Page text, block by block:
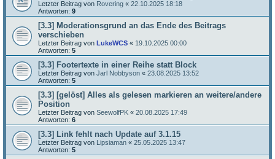
Letzter Beitrag von Rovering « 22.10.2025 18:18
Antworten: 9
[3.3] Moderationsgrund an das Ende des Beitrags
verschieben
Letzter Beitrag von LukeWCS « 19.10.2025 00:00
Antworten: 5
[3.3] Footertexte in einer Reihe statt Block
Letzter Beitrag von Jarl Nobbyson « 23.08.2025 13:52
Antworten: 5
[3.3] [gelöst] Alles als gelesen markieren an weitere/andere
Position
Letzter Beitrag von SeewolfPK « 20.08.2025 17:49
Antworten: 6
[3.3] Link fehlt nach Update auf 3.1.15
Letzter Beitrag von Lipsiaman « 25.05.2025 13:47
Antworten: 5